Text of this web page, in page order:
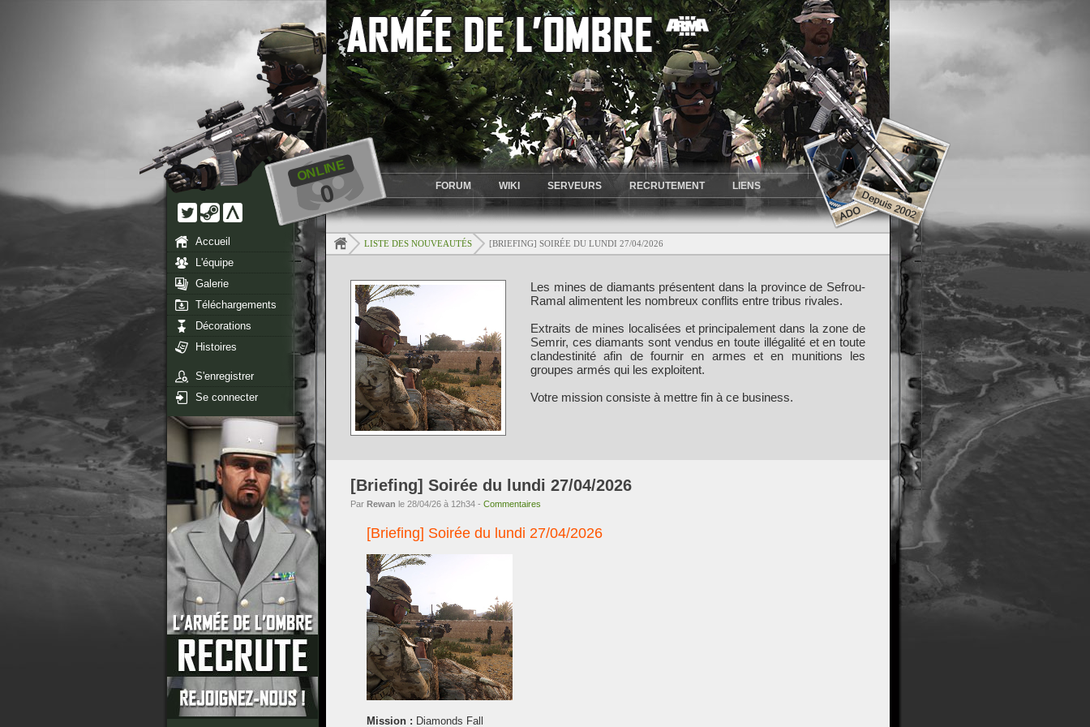
FORUM WIKI SERVEURS RECRUTEMENT LIENS
ONLINE
0
Accueil
L'équipe
Galerie
Téléchargements
Décorations
Histoires
S'enregistrer
Se connecter
LISTE DES NOUVEAUTÉS [BRIEFING] SOIRÉE DU LUNDI 27/04/2026
Les mines de diamants présentent dans la province de Sefrou-
Ramal alimentent les nombreux conflits entre tribus rivales.
Extraits de mines localisées et principalement dans la zone de
Semrir, ces diamants sont vendus en toute illégalité et en toute
clandestinité afin de fournir en armes et en munitions les
groupes armés qui les exploitent.
Votre mission consiste à mettre fin à ce business.
[Briefing] Soirée du lundi 27/04/2026
Par Rewan le 28/04/26 à 12h34 - Commentaires
[Briefing] Soirée du lundi 27/04/2026
Mission : Diamonds Fall